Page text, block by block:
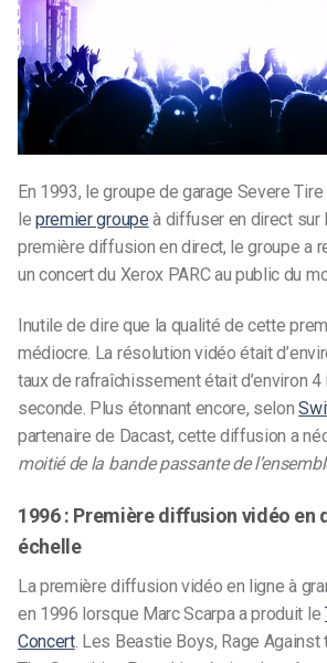
En 1993, le groupe de garage Severe
lepremier groupe à diffuser en direct sur
première diffusion en direct, le groupe a
un concert du Xerox PARC au public du
Inutile de dire que la qualité de cette
médiocre. La résolution vidéo était
taux de rafraîchissement était d’environ
seconde. Plus étonnant encore, selon
partenaire de Dacast, cette diffusion a
moitié de la bande passante de
1996 : Première diffusion vidéo en
échelle
La première diffusion vidéo en ligne à
en 1996 lorsque Marc Scarpa a produit le
Concert. Les Beastie Boys, Rage Against